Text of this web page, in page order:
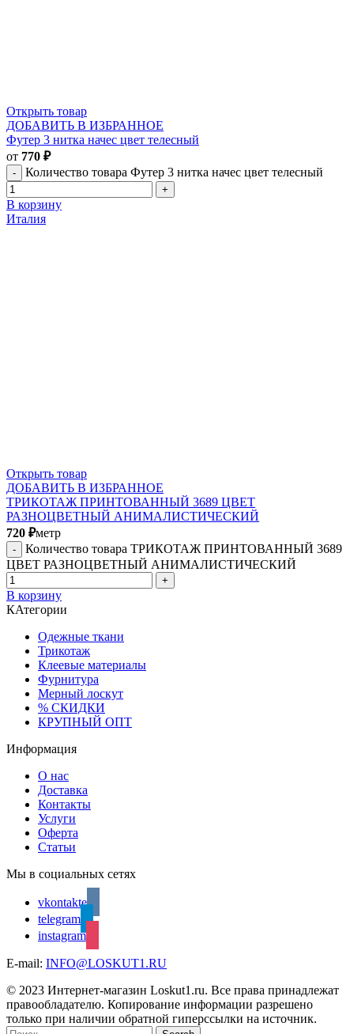
Открыть товар
ДОБАВИТЬ В ИЗБРАННОЕ
Футер 3 нитка начес цвет телесный
от 770 ₽
Количество товара Футер 3 нитка начес цвет телесный
В корзину
Италия
Открыть товар
ДОБАВИТЬ В ИЗБРАННОЕ
ТРИКОТАЖ ПРИНТОВАННЫЙ 3689 ЦВЕТ
РАЗНОЦВЕТНЫЙ АНИМАЛИСТИЧЕСКИЙ
720 ₽метр
Количество товара ТРИКОТАЖ ПРИНТОВАННЫЙ 3689
ЦВЕТ РАЗНОЦВЕТНЫЙ АНИМАЛИСТИЧЕСКИЙ
В корзину
КАтегории
Одежные ткани
Трикотаж
Клеевые материалы
Фурнитура
Мерный лоскут
% СКИДКИ
КРУПНЫЙ ОПТ
Информация
О нас
Доставка
Контакты
Услуги
Оферта
Статьи
Мы в социальных сетях
vkontakte
telegram
instagram
E-mail: INFO@LOSKUT1.RU
© 2023 Интернет-магазин Loskut1.ru. Все права принадлежат
правообладателю. Копирование информации разрешено
только при наличии обратной гиперссылки на источник.